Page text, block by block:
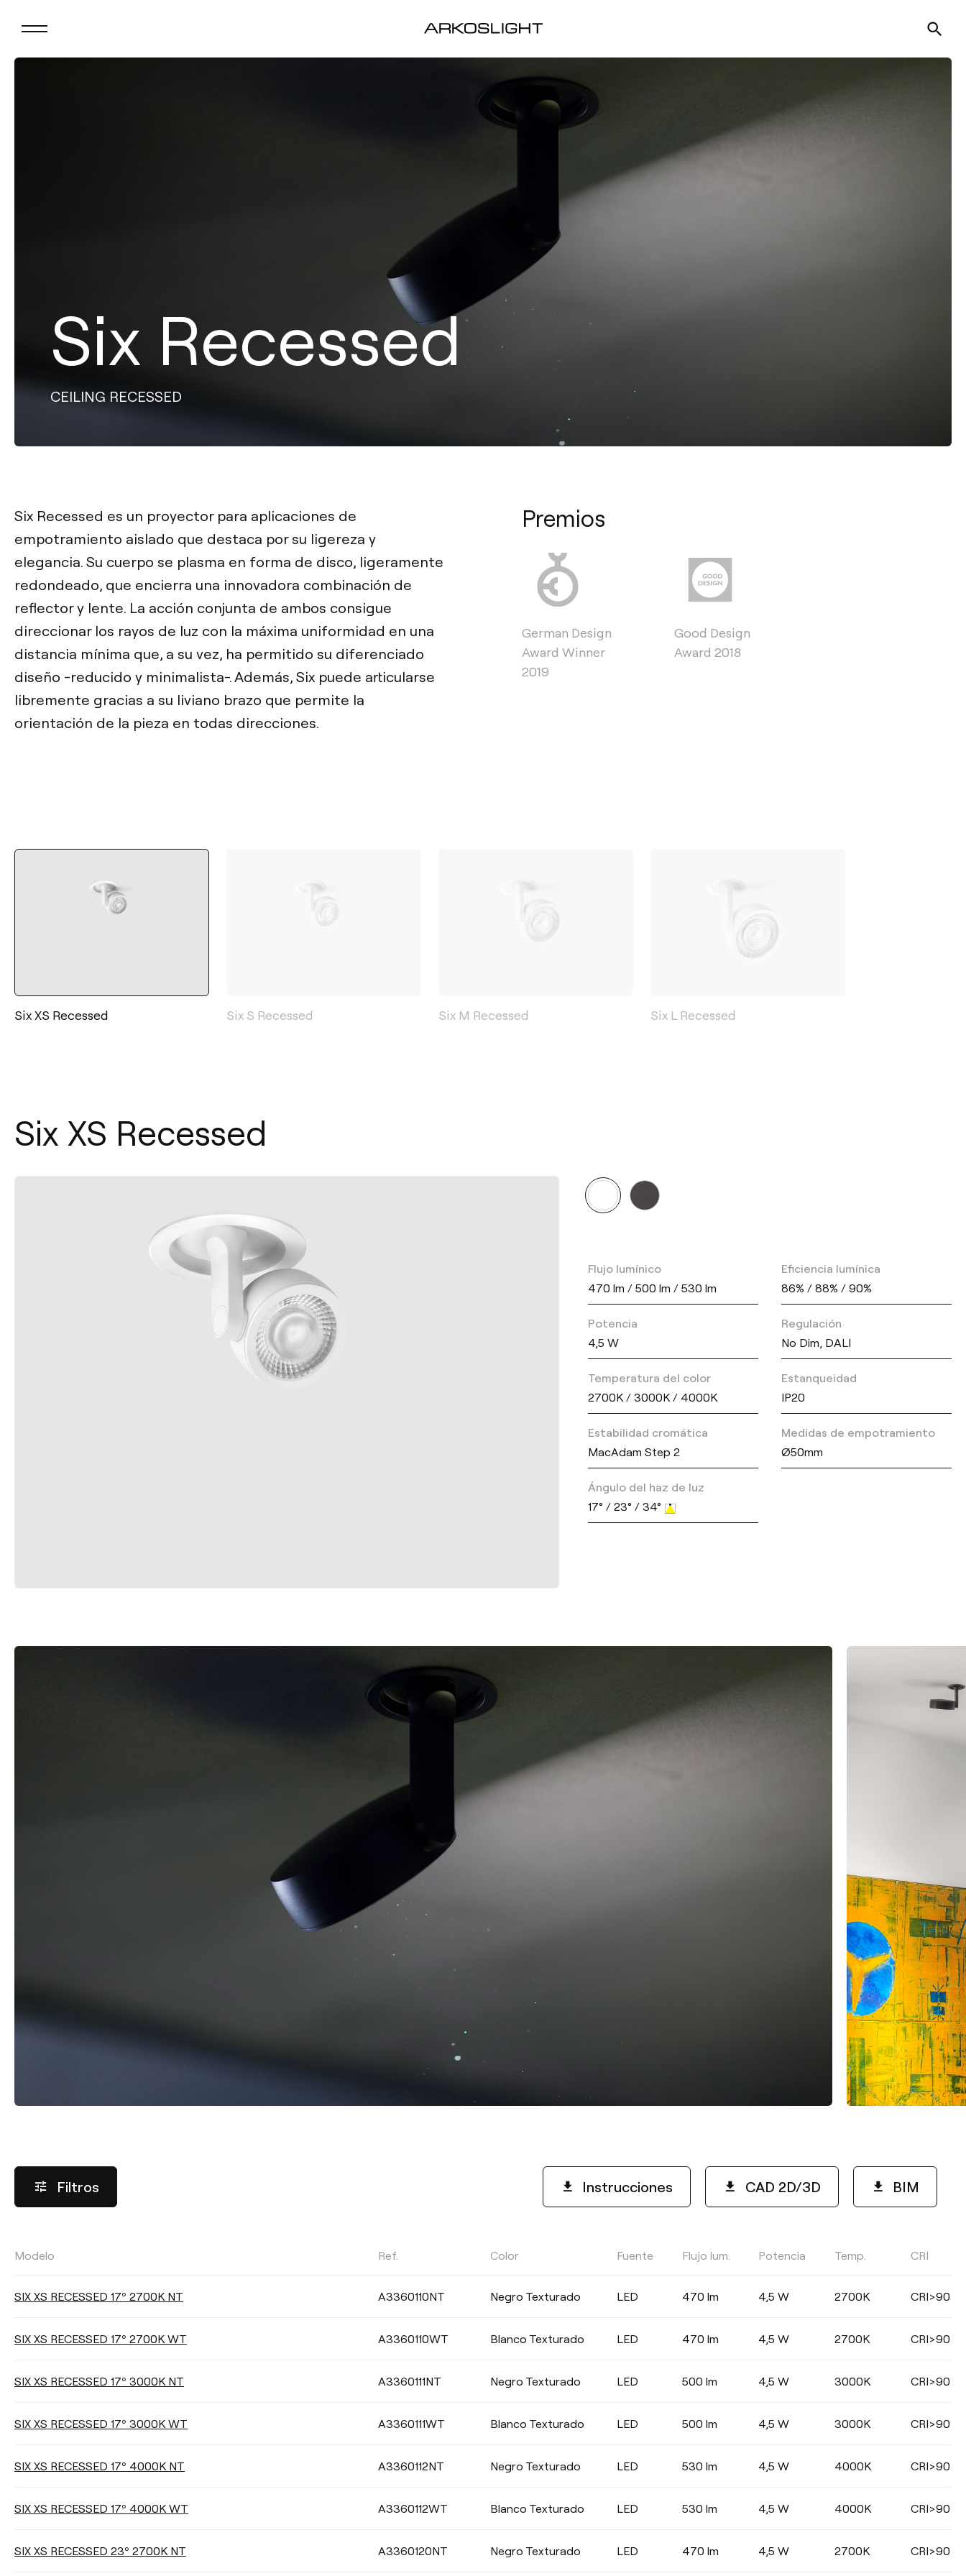
Six Recessed
CEILING RECESSED
Six Recessed es un proyector para aplicaciones de
empotramiento aislado que destaca por su ligereza y
elegancia. Su cuerpo se plasma en forma de disco, ligeramente
redondeado, que encierra una innovadora combinación de
reflector y lente. La acción conjunta de ambos consigue
direccionar los rayos de luz con la máxima uniformidad en una
distancia mínima que, a su vez, ha permitido su diferenciado
diseño -reducido y minimalista-. Además, Six puede articularse
libremente gracias a su liviano brazo que permite la
orientación de la pieza en todas direcciones.
Premios
German Design
Award Winner
2019
Good Design
Award 2018
Six XS Recessed Six S Recessed Six M Recessed Six L Recessed
Six XS Recessed
Flujo lumínico
470 lm / 500 lm / 530 lm
Eficiencia lumínica
86% / 88% / 90%
Potencia
4,5 W
Regulación
No Dim, DALI
Temperatura del color
2700K / 3000K / 4000K
Estanqueidad
IP20
Estabilidad cromática
MacAdam Step 2
Medidas de empotramiento
Ø50mm
Ángulo del haz de luz
17° / 23° / 34°
Filtros Instrucciones CAD 2D/3D BIM
FLUJO LUMÍNICO
Seleccionar
TEMPERATURA DE COLOR EFICIENCIA LUMÍNICA
ÁNGULO DEL HAZ DE LUZ
17° 23°
REGULACIÓN
No Dim DALI
COLOR
Limpiar filtros
Modelo Ref. Color Fuente Flujo lum. Potencia Temp. CRI
SIX XS RECESSED 17º 2700K NT A3360110NT Negro Texturado LED 470 lm 4,5 W 2700K CRI>90
SIX XS RECESSED 17º 2700K WT A3360110WT Blanco Texturado LED 470 lm 4,5 W 2700K CRI>90
SIX XS RECESSED 17º 3000K NT A3360111NT Negro Texturado LED 500 lm 4,5 W 3000K CRI>90
SIX XS RECESSED 17º 3000K WT A3360111WT Blanco Texturado LED 500 lm 4,5 W 3000K CRI>90
SIX XS RECESSED 17º 4000K NT A3360112NT Negro Texturado LED 530 lm 4,5 W 4000K CRI>90
SIX XS RECESSED 17º 4000K WT A3360112WT Blanco Texturado LED 530 lm 4,5 W 4000K CRI>90
SIX XS RECESSED 23º 2700K NT A3360120NT Negro Texturado LED 470 lm 4,5 W 2700K CRI>90